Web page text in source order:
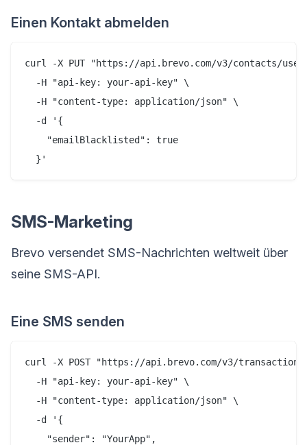
Einen Kontakt abmelden
curl -X PUT "https://api.brevo.com/v3/contacts/
  -H "api-key: your-api-key" \
  -H "content-type: application/json" \
  -d '{
    "emailBlacklisted": true
SMS-Marketing
Brevo versendet SMS-Nachrichten weltweit über
seine SMS-API.
Eine SMS senden
curl -X POST "https://api.brevo.com/v3/
  -H "api-key: your-api-key" \
  -H "content-type: application/json" \
  -d '{
    "sender": "YourApp",